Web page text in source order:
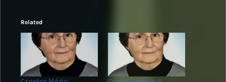
Related